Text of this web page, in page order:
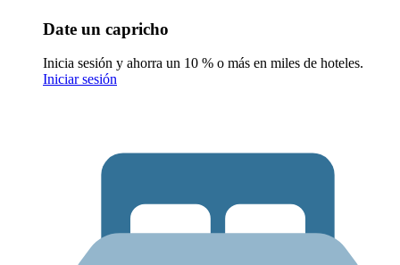
Date un capricho
Inicia sesión y ahorra un 10 % o más en miles de hoteles.
Iniciar sesión